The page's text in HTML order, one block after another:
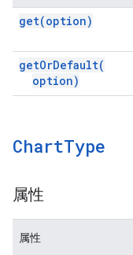
get(option)
getOrDefault(
option)
ChartType
属性
属性